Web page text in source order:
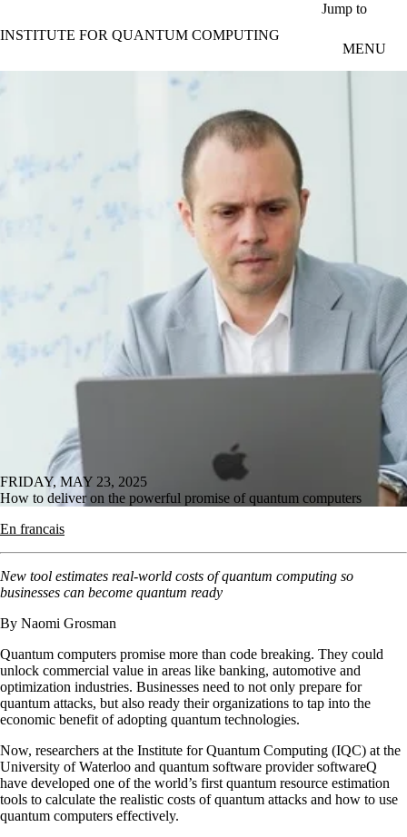
Jump to
INSTITUTE FOR QUANTUM COMPUTING
MENU
FRIDAY, MAY 23, 2025
How to deliver on the powerful promise of quantum computers
En francais
New tool estimates real-world costs of quantum computing so
businesses can become quantum ready
By Naomi Grosman
Quantum computers promise more than code breaking. They could
unlock commercial value in areas like banking, automotive and
optimization industries. Businesses need to not only prepare for
quantum attacks, but also ready their organizations to tap into the
economic benefit of adopting quantum technologies.
Now, researchers at the Institute for Quantum Computing (IQC) at the
University of Waterloo and quantum software provider softwareQ
have developed one of the world’s first quantum resource estimation
tools to calculate the realistic costs of quantum attacks and how to use
quantum computers effectively.